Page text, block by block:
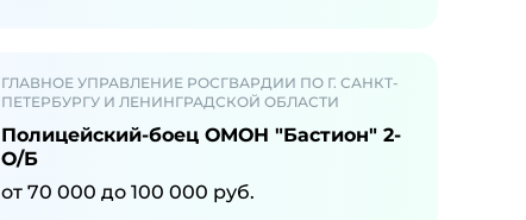
ГЛАВНОЕ УПРАВЛЕНИЕ РОСГВАРДИИ ПО Г. САНКТ-
ПЕТЕРБУРГУ И ЛЕНИНГРАДСКОЙ ОБЛАСТИ
Полицейский-боец ОМОН "Бастион" 2-
О/Б
от 70 000 до 100 000 руб.